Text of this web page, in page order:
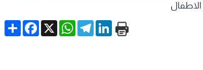
الاطفال
Share
Facebook X
WhatsApp
TelegramLinkedIn